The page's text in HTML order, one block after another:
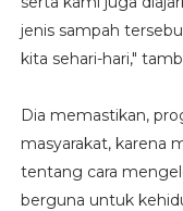
jenis sampah
kita sehari-hari,"
Dia memastikan,
masyarakat, karena
tentang cara
berguna untuk